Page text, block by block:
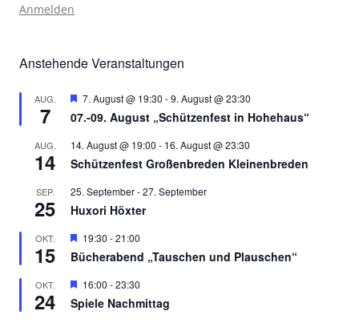
Anmelden
Anstehende Veranstaltungen
AUG.
7
Hervorgehoben
7. August @ 19:30 -9. August @ 23:30
07.-09. August „Schützenfest in Hohehaus“
AUG.
14
14. August @ 19:00 - 16. August @ 23:30
Schützenfest Großenbreden Kleinenbreden
SEP.
25
25. September-27. September
Huxori Höxter
OKT.
15
Hervorgehoben
19:30 -21:00
Bücherabend „Tauschen und Plauschen“
OKT.
24
Hervorgehoben
16:00 -23:30
Spiele Nachmittag